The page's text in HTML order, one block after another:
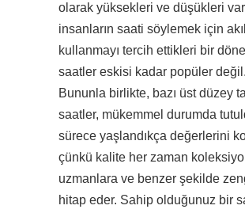
olarak yüksekleri ve düşükleri
insanların saati söylemek için
kullanmayı tercih ettikleri bir
saatler eskisi kadar popüler değil.
Bununla birlikte, bazı üst düzey
saatler, mükemmel durumda
sürece yaşlandıkça değerlerini
çünkü kalite her zaman
uzmanlara ve benzer şekilde
hitap eder. Sahip olduğunuz bir